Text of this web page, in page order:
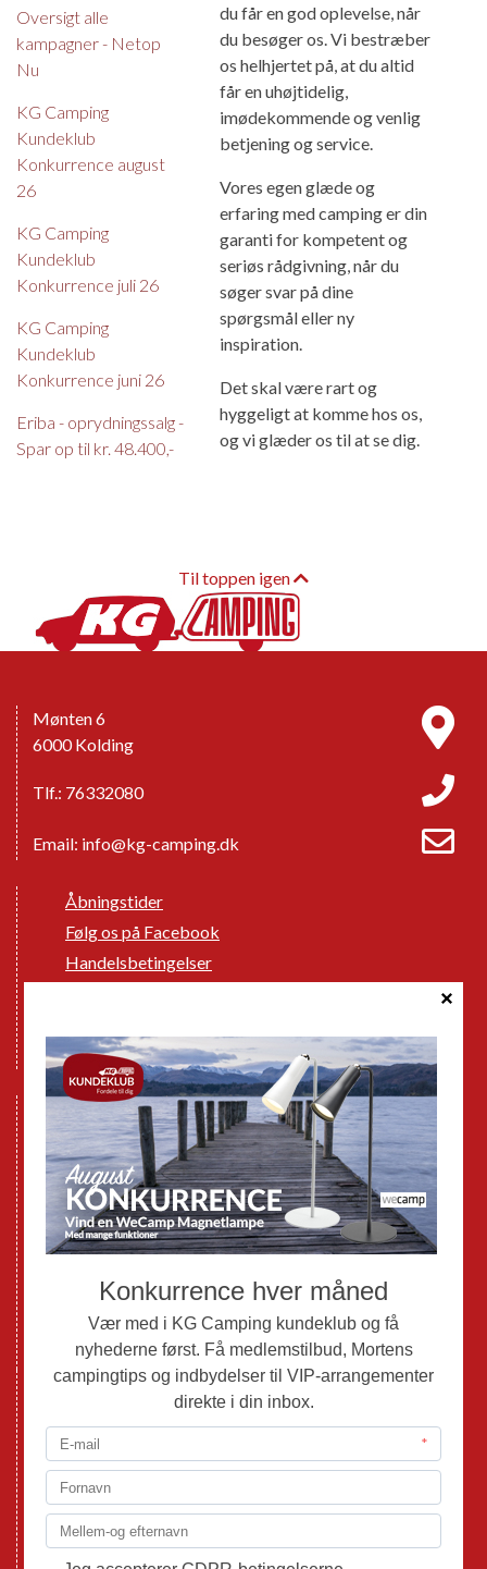
Oversigt alle
kampagner - Netop
Nu
KG Camping
Kundeklub
Konkurrence august
26
KG Camping
Kundeklub
Konkurrence juli 26
KG Camping
Kundeklub
Konkurrence juni 26
Eriba - oprydningssalg -
Spar op til kr. 48.400,-
du får en god oplevelse, når
du besøger os. Vi bestræber
os helhjertet på, at du altid
får en uhøjtidelig,
imødekommende og venlig
betjening og service.
Vores egen glæde og
erfaring med camping er din
garanti for kompetent og
seriøs rådgivning, når du
søger svar på dine
spørgsmål eller ny
inspiration.
Det skal være rart og
hyggeligt at komme hos os,
og vi glæder os til at se dig.
Til toppen igen
Mønten 6
6000 Kolding
Tlf.: 76332080
Email: info@kg-camping.dk
Åbningstider
Følg os på Facebook
Handelsbetingelser
GPDR - Optagelse af foto og video
Nye Campingvogne
Nye Autocampere og Vans
Brugte Campingvogne
Brugte Autocampere og Vans
Webshop
Mortens Campingtips
KG Camping Kundeklub
Nyheder
Adria
Adria Autocampere
Eriba
Fendt
Hobby